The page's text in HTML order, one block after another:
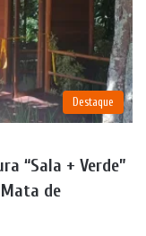
Destaque
“Sala + Verde”
de